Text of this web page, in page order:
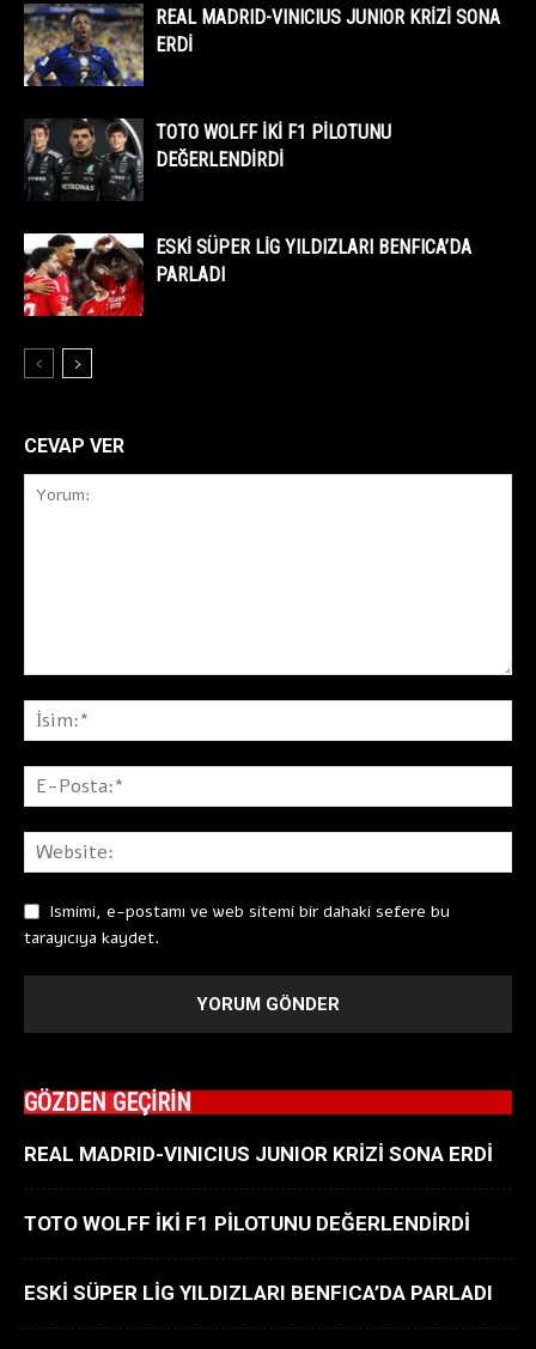
REAL MADRID-VINICIUS JUNIOR KRİZİ SONA
ERDİ
TOTO WOLFF İKİ F1 PİLOTUNU
DEĞERLENDİRDİ
ESKİ SÜPER LİG YILDIZLARI BENFICA’DA
PARLADI
CEVAP VER
Ismimi, e-postamı ve web sitemi bir dahaki sefere bu
tarayıcıya kaydet.
GÖZDEN GEÇİRİN
REAL MADRID-VINICIUS JUNIOR KRİZİ SONA ERDİ
TOTO WOLFF İKİ F1 PİLOTUNU DEĞERLENDİRDİ
ESKİ SÜPER LİG YILDIZLARI BENFICA’DA PARLADI